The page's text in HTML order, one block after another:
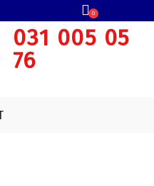
031 005 05
76
0